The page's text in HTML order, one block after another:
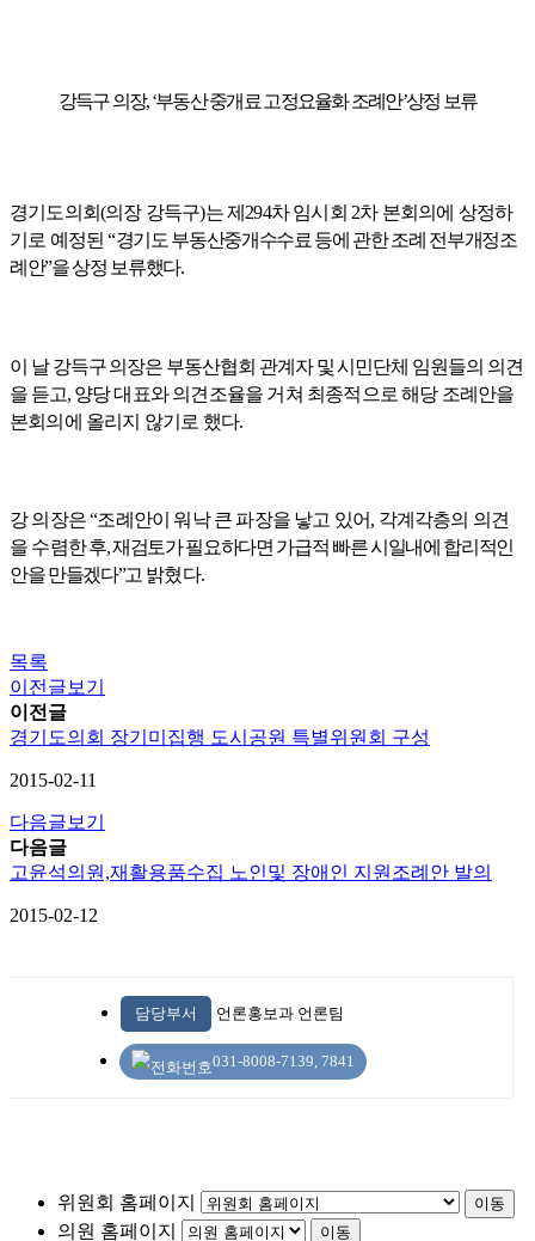
강득구 의장, ‘부동산 중개료 고정요율화 조례안’상정 보류
경기도의회(의장 강득구)는 제 294차 임시회 2차 본회의에 상정하
기로 예정된“경기도 부동산중개수수료 등에 관한 조례 전부개정조
례안”을 상정 보류했다.
이 날 강득구 의장은 부동산협회 관계자 및 시민단체 임원들의 의견
을 듣고, 양당 대표와 의견조율을 거쳐 최종적으로 해당 조례안을
본회의에 올리지 않기로 했다.
강 의장은“조례안이 워낙 큰 파장을 낳고 있어, 각계각층의 의견
을 수렴한 후,재검토가 필요하다면 가급적 빠른 시일내에 합리적인
안을 만들겠다”고 밝혔다.
목록
이전글보기
이전글
경기도의회 장기미집행 도시공원 특별위원회 구성
2015-02-11
다음글보기
다음글
고윤석의원,재활용품수집 노인및 장애인 지원조례안 발의
2015-02-12
담당부서 언론홍보과 언론팀
031-8008-7139, 7841
위원회 홈페이지 이동
의원 홈페이지 이동